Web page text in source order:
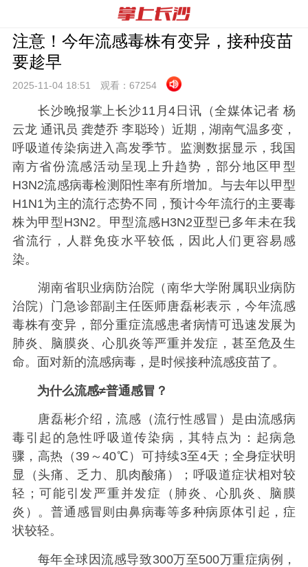
注意！今年流感毒株有变异，接种疫苗
要趁早
2025-11-04 18:51 观看： 67254
长沙晚报掌上长沙11月4日讯（全媒体记者 杨
云龙 通讯员 龚楚乔 李聪玲）近期，湖南气温多变，
呼吸道传染病进入高发季节。监测数据显示，我国
南方省份流感活动呈现上升趋势，部分地区甲型
H3N2流感病毒检测阳性率有所增加。与去年以甲型
H1N1为主的流行态势不同，预计今年流行的主要毒
株为甲型H3N2。甲型流感H3N2亚型已多年未在我
省流行，人群免疫水平较低，因此人们更容易感
染。
湖南省职业病防治院（南华大学附属职业病防
治院）门急诊部副主任医师唐磊彬表示，今年流感
毒株有变异，部分重症流感患者病情可迅速发展为
肺炎、脑膜炎、心肌炎等严重并发症，甚至危及生
命。面对新的流感病毒，是时候接种流感疫苗了。
为什么流感≠普通感冒？
唐磊彬介绍，流感（流行性感冒）是由流感病
毒引起的急性呼吸道传染病，其特点为：起病急
骤，高热（39～40℃）可持续3至4天；全身症状明
显（头痛、乏力、肌肉酸痛）；呼吸道症状相对较
轻；可能引发严重并发症（肺炎、心肌炎、脑膜
炎）。普通感冒则由鼻病毒等多种病原体引起，症
状较轻。
每年全球因流感导致300万至500万重症病例，